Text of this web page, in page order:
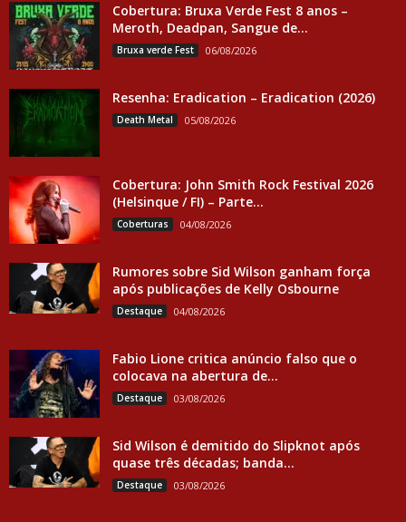
Cobertura: Bruxa Verde Fest 8 anos –
Meroth, Deadpan, Sangue de...
Bruxa verde Fest 06/08/2026
Resenha: Eradication – Eradication (2026)
Death Metal 05/08/2026
Cobertura: John Smith Rock Festival 2026
(Helsinque / FI) – Parte...
Coberturas 04/08/2026
Rumores sobre Sid Wilson ganham força
após publicações de Kelly Osbourne
Destaque 04/08/2026
Fabio Lione critica anúncio falso que o
colocava na abertura de...
Destaque 03/08/2026
Sid Wilson é demitido do Slipknot após
quase três décadas; banda...
Destaque 03/08/2026